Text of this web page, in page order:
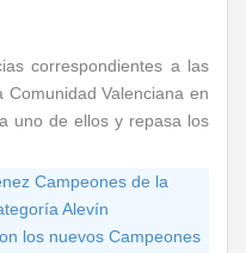
correspondientes a las
Valenciana en
uno de ellos y repasa los
Campeones de la
Alevín
los nuevos Campeones